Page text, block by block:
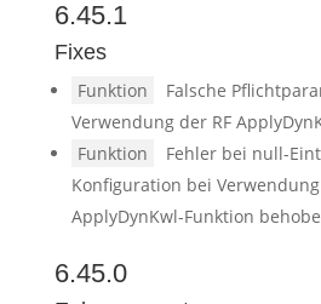
6.45.1
Fixes
Funktion
Falsche
Verwendung der RF
Funktion
Fehler bei null-
Konfiguration bei
ApplyDynKwl-Funktion
6.45.0